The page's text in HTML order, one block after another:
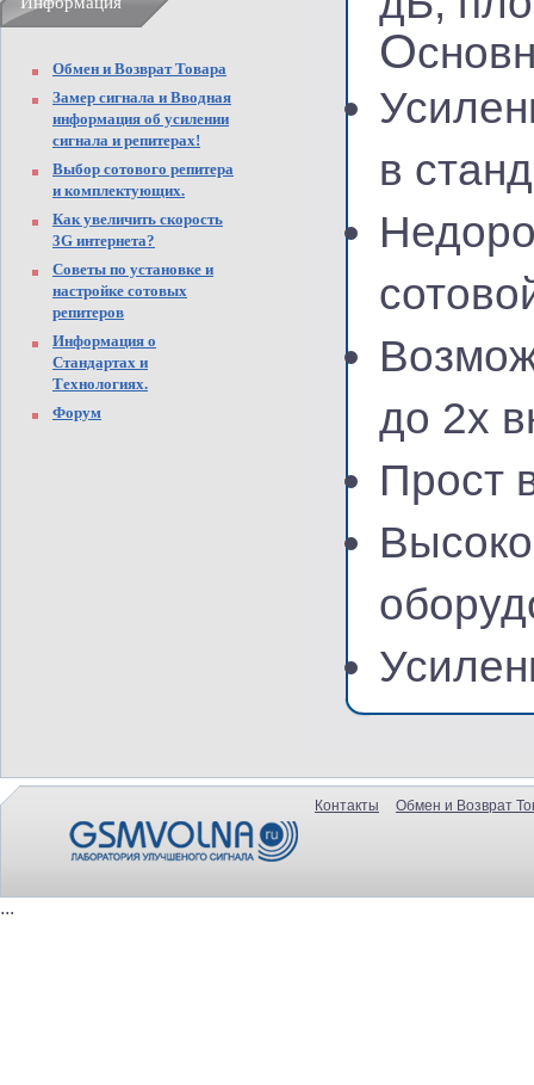
Обмен и Возврат Товара
Замер сигнала и Вводная
информация об усилении
сигнала и репитерах!
Выбор сотового репитера
и комплектующих.
Как увеличить скорость
3G интернета?
Советы по установке и
настройке сотовых
репитеров
Информация о
Стандартах и
Технологиях.
Форум
О
в
до 2х
Прост
Контакты Обмен и Возврат
...